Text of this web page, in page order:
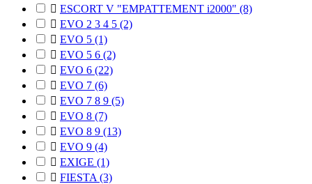
 ESCORT V "EMPATTEMENT i2000" (8)
 EVO 2 3 4 5 (2)
 EVO 5 (1)
 EVO 5 6 (2)
 EVO 6 (22)
 EVO 7 (6)
 EVO 7 8 9 (5)
 EVO 8 (7)
 EVO 8 9 (13)
 EVO 9 (4)
 EXIGE (1)
 FIESTA (3)